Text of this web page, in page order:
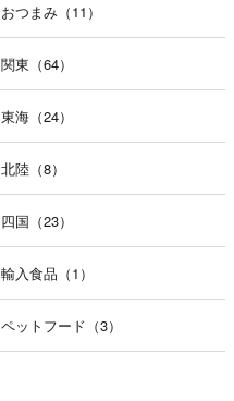
おつまみ（11）
関東（64）
東海（24）
北陸（8）
四国（23）
輸入食品（1）
ペットフード（3）